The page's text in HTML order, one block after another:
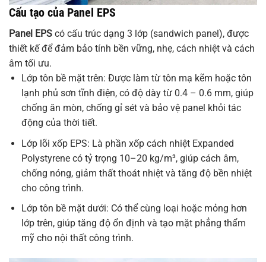
Cấu tạo của Panel EPS
Panel EPS có cấu trúc dạng 3 lớp (sandwich panel), được
thiết kế để đảm bảo tính bền vững, nhẹ, cách nhiệt và cách
âm tối ưu.
Lớp tôn bề mặt trên: Được làm từ tôn mạ kẽm hoặc tôn
lạnh phủ sơn tĩnh điện, có độ dày từ 0.4 – 0.6 mm, giúp
chống ăn mòn, chống gỉ sét và bảo vệ panel khỏi tác
động của thời tiết.
Lớp lõi xốp EPS: Là phần xốp cách nhiệt Expanded
Polystyrene có tỷ trọng 10–20 kg/m³, giúp cách âm,
chống nóng, giảm thất thoát nhiệt và tăng độ bền nhiệt
cho công trình.
Lớp tôn bề mặt dưới: Có thể cùng loại hoặc mỏng hơn
lớp trên, giúp tăng độ ổn định và tạo mặt phẳng thẩm
mỹ cho nội thất công trình.